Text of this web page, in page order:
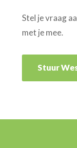
Stel je vraag
met je mee.
Stuur